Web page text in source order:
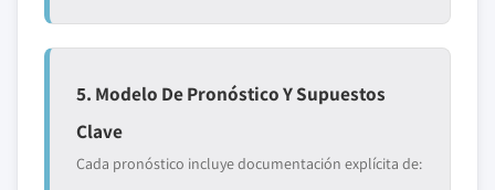
5. Modelo De Pronóstico Y Supuestos
Clave
Cada pronóstico incluye documentación explícita de: